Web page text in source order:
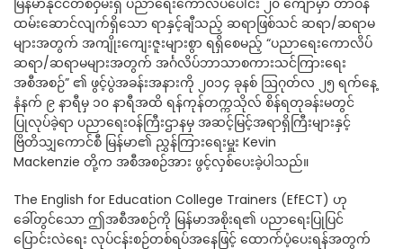
မြန်မာနိုင်ငံတစ်ဝှမ်းရှိ ပညာရေးကောလိပ်ပေါင်း ၂၀ ကျော်မှာ တာဝန်
ထမ်းဆောင်လျက်ရှိသော ရာနှင့်ချီသည့် ဆရာဖြစ်သင် ဆရာ/ဆရာမ
များအတွက် အကျိုးကျေးဇူးများစွာ ရရှိစေမည့် “ပညာရေးကောလိပ်
ဆရာ/ဆရာမများအတွက် အင်္ဂလိပ်ဘာသာစကားသင်ကြားရေး
အစီအစဉ်” ၏ ဖွင့်ပွဲအခန်းအနားကို ၂၀၁၄ ခုနစ် ဩဂုတ်လ ၂၅ ရက်နေ့
နံနက် ၉ နာရီမှ ၁၀ နာရီအထိ ရန်ကုန်တက္ကသိုလ် စိန်ရတုခန်းမတွင်
ပြုလုပ်ခဲ့ရာ ပညာရေးဝန်ကြီးဌာနမှ အဆင့်မြင့်အရာရှိကြီးများနှင့်
ဗြိတိသျှကောင်စီ မြန်မာ၏ ညွှန်ကြားရေးမှူး Kevin
Mackenzie တို့က အစီအစဉ်အား ဖွင့်လှစ်ပေးခဲ့ပါသည်။
The English for Education College Trainers (EfECT) ဟု
ခေါ်တွင်သော ဤအစီအစဉ်ကို မြန်မာအစိုးရ၏ ပညာရေးပြုပြင်
ပြောင်းလဲရေး လုပ်ငန်းစဉ်တစ်ရပ်အနေဖြင့် ထောက်ပံ့ပေးရန်အတွက်